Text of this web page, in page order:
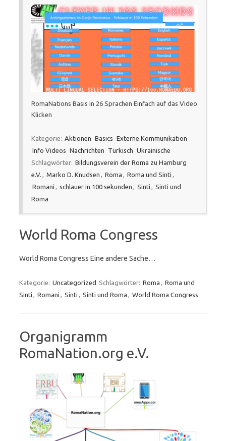
RomaNations Basis in 26 Sprachen Einfach auf das Video
Klicken
Kategorie: Aktionen Basics Externe Kommunikation
Info Videos Nachrichten Türkisch Ukrainische
Schlagwörter: Bildungsverein der Roma zu Hamburg
e.V. , Marko D. Knudsen , Roma , Roma und Sinti ,
Romani , schlauer in 100 sekunden , Sinti , Sinti und
Roma
World Roma Congress
World Roma Congress Eine andere Sache…
Kategorie: Uncategorized Schlagwörter: Roma , Roma und
Sinti , Romani , Sinti , Sinti und Roma , World Roma Congress
Organigramm
RomaNation.org e.V.